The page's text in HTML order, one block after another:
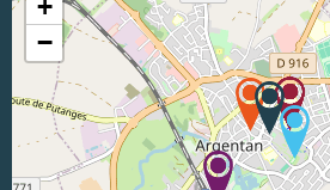
+
−